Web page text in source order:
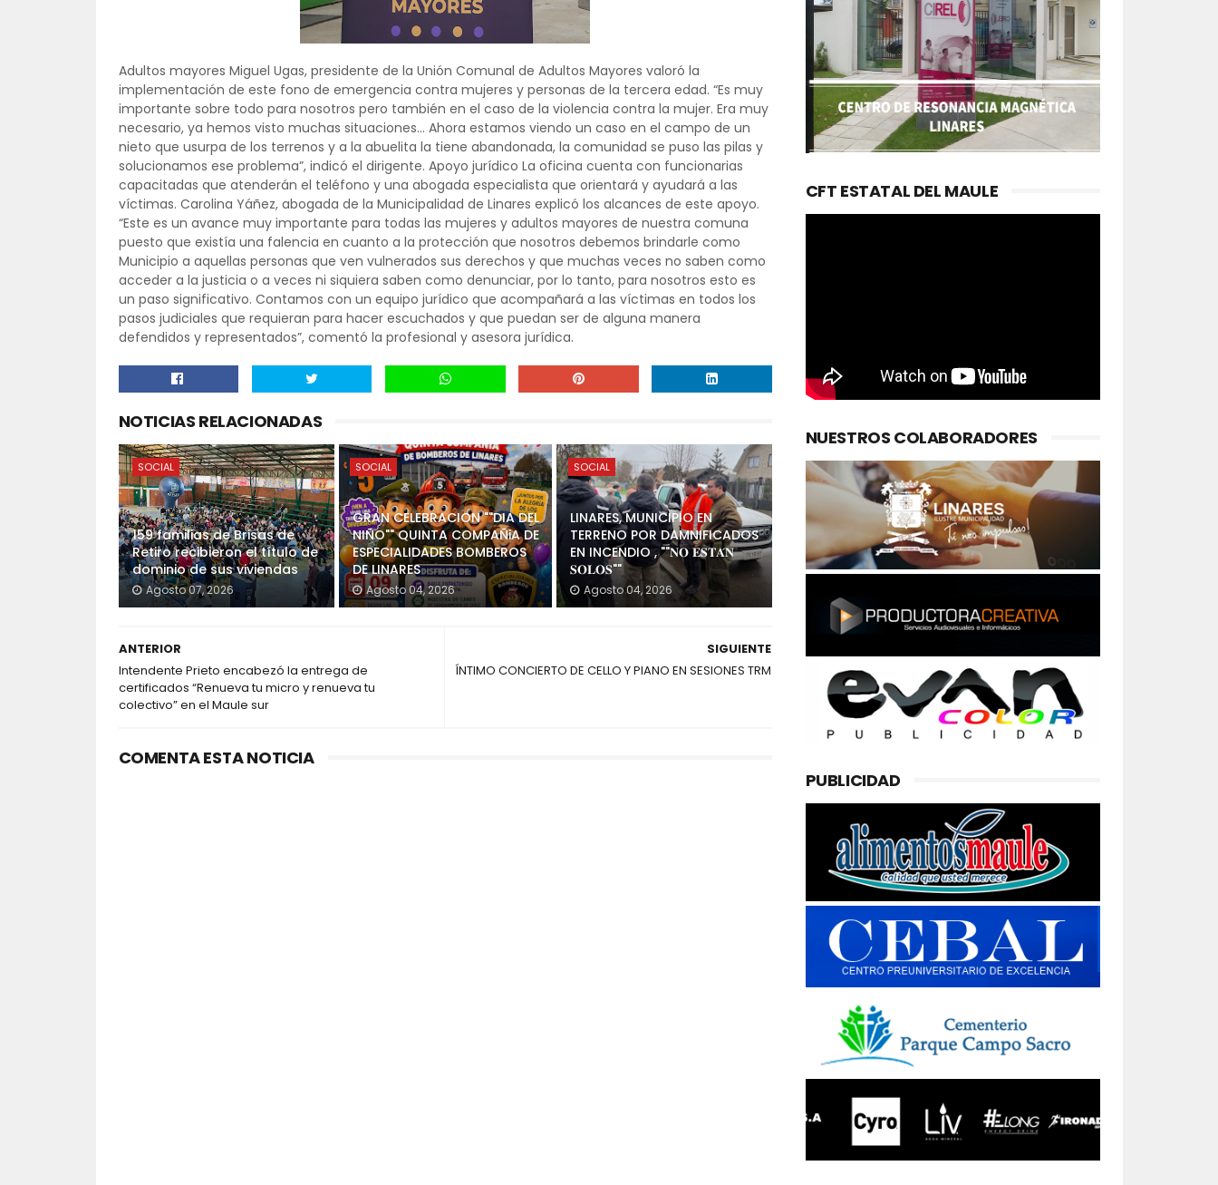
Adultos mayores Miguel Ugas, presidente de la Unión Comunal de Adultos Mayores valoró la
implementación de este fono de emergencia contra mujeres y personas de la tercera edad. “Es muy
importante sobre todo para nosotros pero también en el caso de la violencia contra la mujer. Era muy
necesario, ya hemos visto muchas situaciones… Ahora estamos viendo un caso en el campo de un
nieto que usurpa de los terrenos y a la abuelita la tiene abandonada, la comunidad se puso las pilas y
solucionamos ese problema”, indicó el dirigente. Apoyo jurídico La oficina cuenta con funcionarias
capacitadas que atenderán el teléfono y una abogada especialista que orientará y ayudará a las
víctimas. Carolina Yáñez, abogada de la Municipalidad de Linares explicó los alcances de este apoyo.
“Este es un avance muy importante para todas las mujeres y adultos mayores de nuestra comuna
puesto que existía una falencia en cuanto a la protección que nosotros debemos brindarle como
Municipio a aquellas personas que ven vulnerados sus derechos y que muchas veces no saben como
acceder a la justicia o a veces ni siquiera saben como denunciar, por lo tanto, para nosotros esto es
un paso significativo. Contamos con un equipo jurídico que acompañará a las víctimas en todos los
pasos judiciales que requieran para hacer escuchados y que puedan ser de alguna manera
defendidos y representados”, comentó la profesional y asesora jurídica.
NOTICIAS RELACIONADAS
SOCIAL
159 familias de Brisas de
Retiro recibieron el título de
dominio de sus viviendas
Agosto 07, 2026
SOCIAL
GRAN CELEBRACION ""DIA DEL
NIÑO"" QUINTA COMPAÑiA DE
ESPECIALIDADES BOMBEROS
DE LINARES
Agosto 04, 2026
SOCIAL
LINARES, MUNICIPIO EN
TERRENO POR DAMNIFICADOS
EN INCENDIO , ""𝐍𝐎 𝐄𝐒𝐓𝐀́𝐍
𝐒𝐎𝐋𝐎𝐒""
Agosto 04, 2026
SIGUIENTE
ÍNTIMO CONCIERTO DE CELLO Y PIANO EN SESIONES TRM
ANTERIOR
Intendente Prieto encabezó la entrega de
certificados “Renueva tu micro y renueva tu
colectivo” en el Maule sur
COMENTA ESTA NOTICIA
CFT ESTATAL DEL MAULE
NUESTROS COLABORADORES
PUBLICIDAD